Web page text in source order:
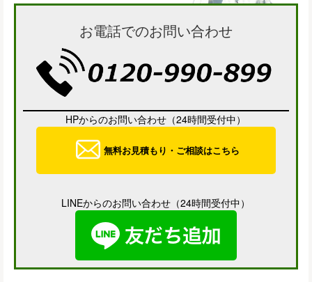
お電話でのお問い合わせ
HPからのお問い合わせ（24時間受付中）
無料お見積もり・ご相談はこちら
LINEからのお問い合わせ（24時間受付中）